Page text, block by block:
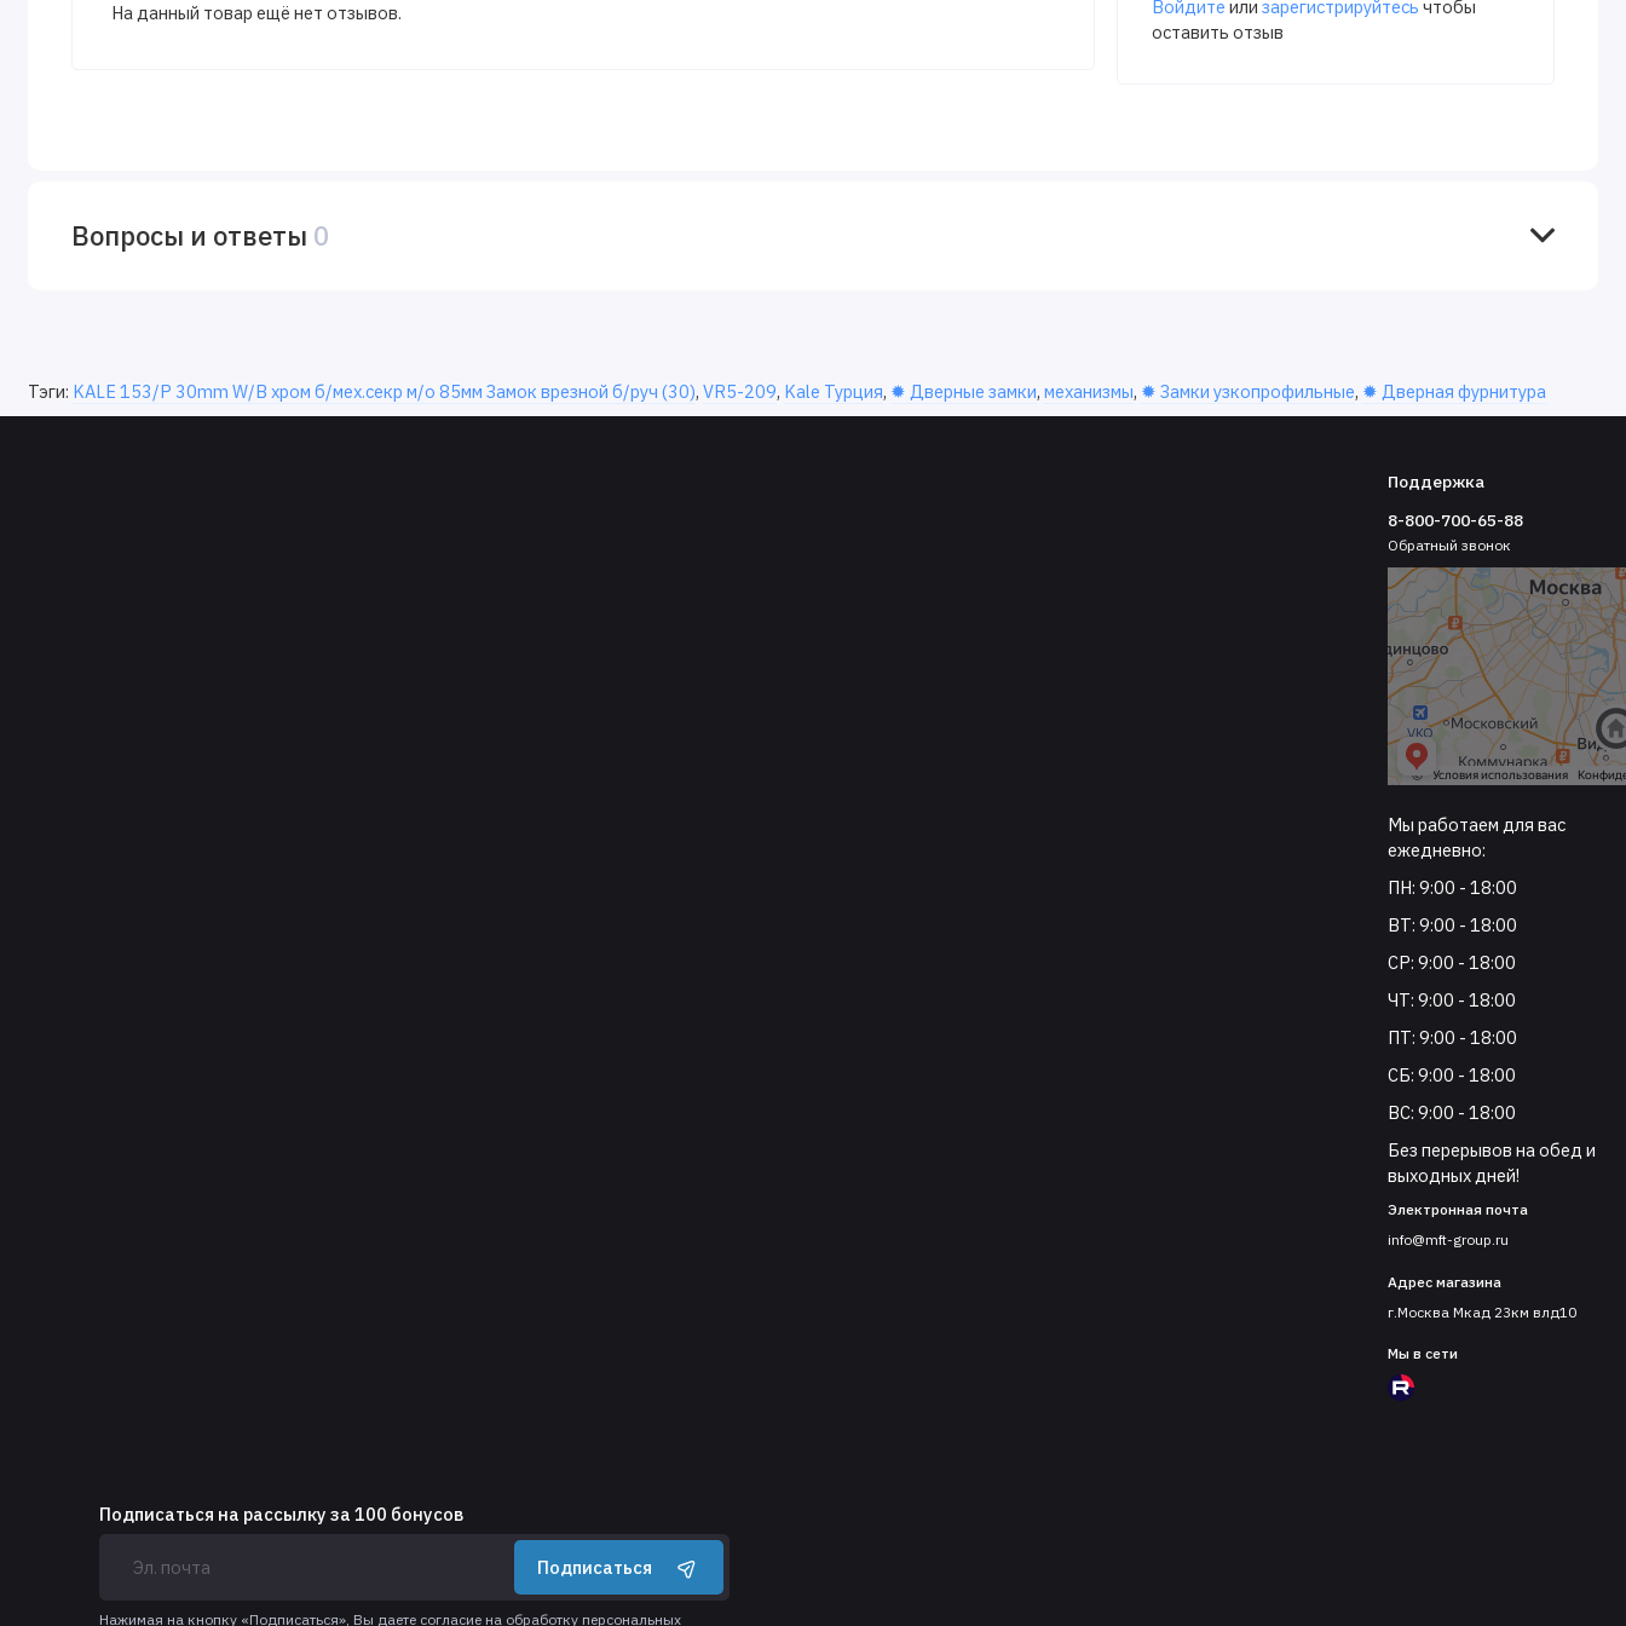
На данный товар ещё нет отзывов. Войдите или зарегистрируйтесь чтобы
оставить отзыв
Вопросы и ответы 0
Тэги: KALE 153/P 30mm W/B хром б/мех.секр м/о 85мм Замок врезной б/руч (30), VR5-209, Kale Турция, ✹ Дверные замки, механизмы, ✹ Замки узкопрофильные, ✹ Дверная фурнитура
Поддержка
8-800-700-65-88
Обратный звонок
Мы работаем для вас
ежедневно:
ПН: 9:00 - 18:00
ВТ: 9:00 - 18:00
СР: 9:00 - 18:00
ЧТ: 9:00 - 18:00
ПТ: 9:00 - 18:00
СБ: 9:00 - 18:00
ВС: 9:00 - 18:00
Без перерывов на обед и
выходных дней!
Электронная почта
info@mft-group.ru
Адрес магазина
г.Москва Мкад 23км влд10
Мы в сети
Подписаться на рассылку за 100 бонусов
Подписаться
Нажимая на кнопку «Подписаться», Вы даете согласие на обработку персональных